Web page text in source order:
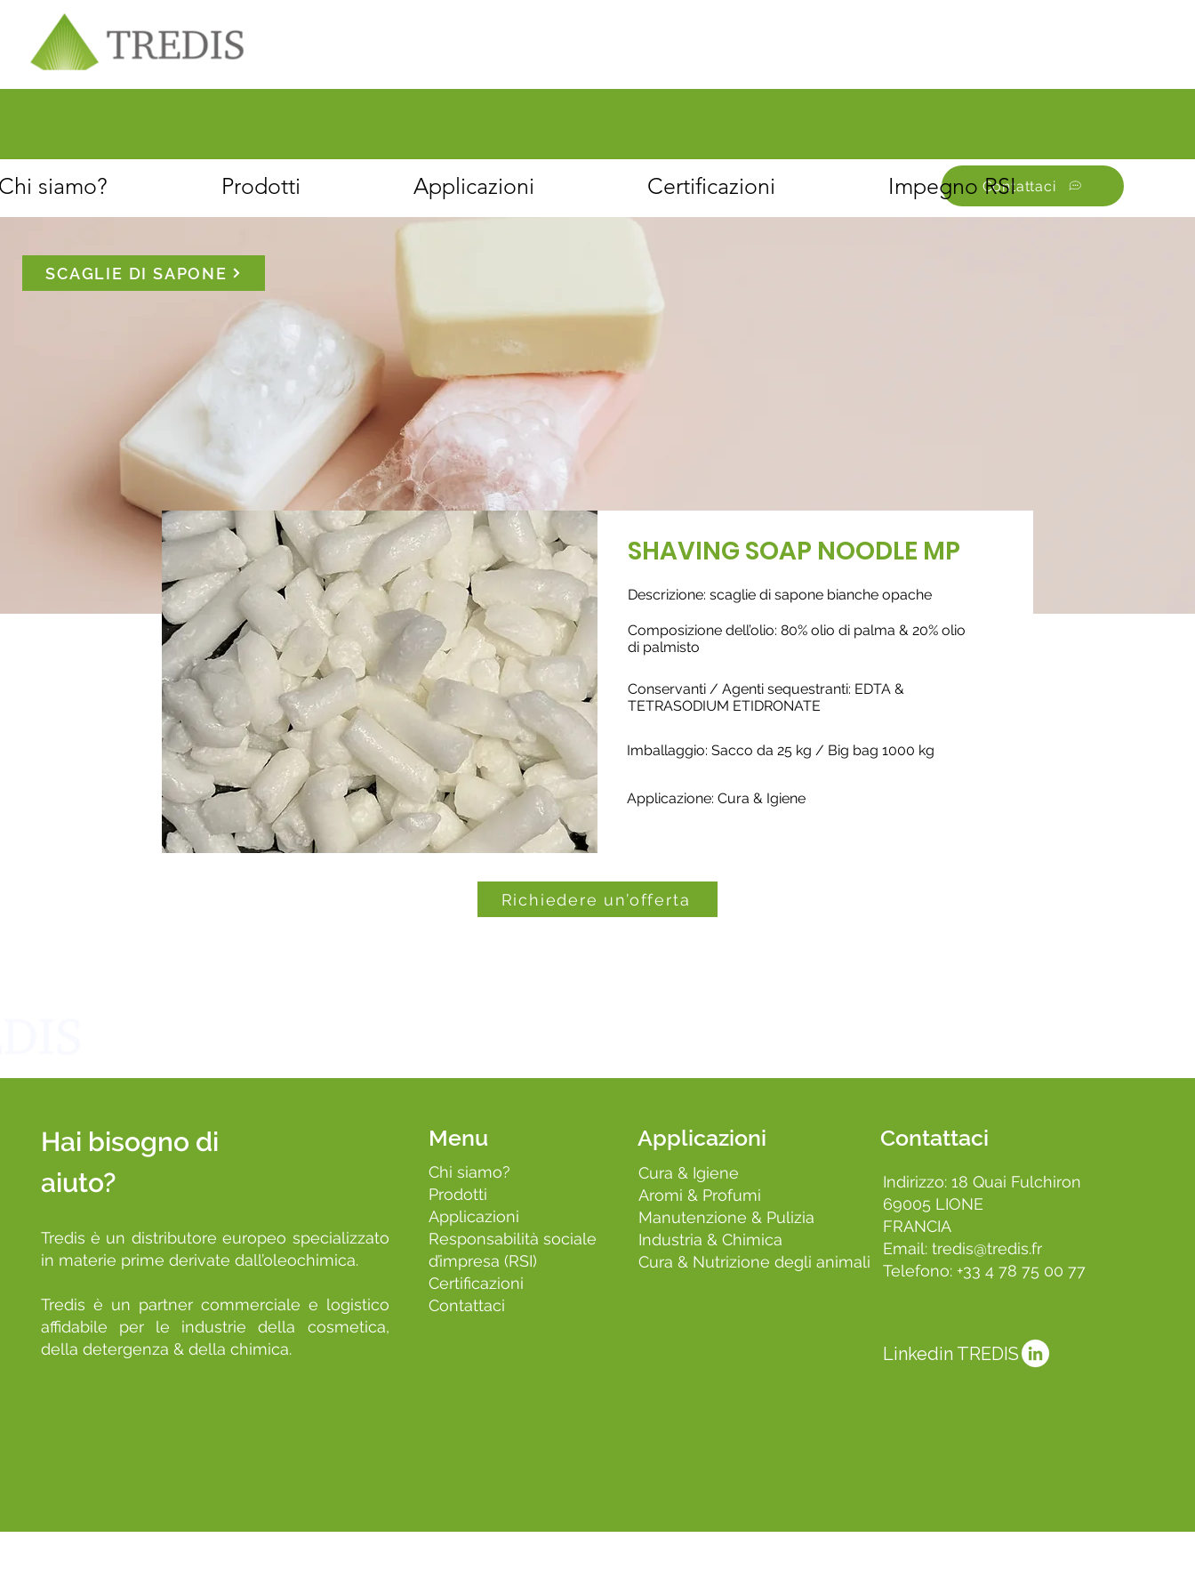
Chi siamo
Contattaci
siamo? Prodotti Applicazioni Certificazioni Impegno RSI
SCAGLIE DI SAPONE
SHAVING SOAP NOODLE MP
Descrizione: scaglie di sapone bianche opache
Composizione dell’olio: 80% olio di palma & 20% olio
di palmisto
Conservanti / Agenti sequestranti: EDTA &
TETRASODIUM ETIDRONATE
Imballaggio: Sacco da 25 kg / Big bag 1000 kg
Applicazione: Cura & Igiene
Richiedere un’offerta
Hai bisogno di
aiuto?
Tredis è un distributore europeo specializzato
in materie prime derivate dall’oleochimica.
Tredis è un partner commerciale e logistico
affidabile per le industrie della cosmetica,
della detergenza & della chimica.
Menu
Chi siamo?
Prodotti
Applicazioni
Responsabilità sociale
d’impresa (RSI)
Certificazioni
Contattaci
Applicazioni
Cura & Igiene
Aromi & Profumi
Manutenzione & Pulizia
Industria & Chimica
Cura & Nutrizione degli animali
Contattaci
Linkedin TREDIS
Indirizzo: 18 Quai Fulchiron
69005 LIONE
FRANCIA
Email: tredis@tredis.fr
Telefono: +33 4 78 75 00 77